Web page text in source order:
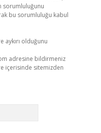
sorumluluğunu
bu sorumluluğu kabul
aykırı olduğunu
adresine bildirmeniz
içerisinde sitemizden